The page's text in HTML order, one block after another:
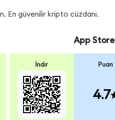
En güvenilir kripto cüzdanı.
İndir
App Store
Puan
4.7